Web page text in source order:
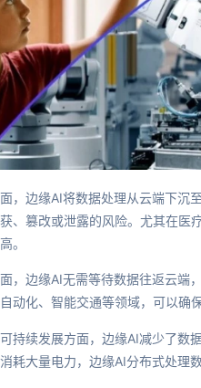
，边缘AI将数据处理从云端下沉
、篡改或泄露的风险。尤其在医
。
，边缘AI无需等待数据往返云端
动化、智能交通等领域，可以确
持续发展方面，边缘AI减少了数
耗大量电力，边缘AI分布式处理